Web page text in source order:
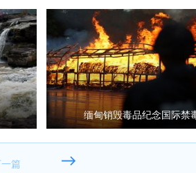
缅甸销毁毒品纪念国际禁